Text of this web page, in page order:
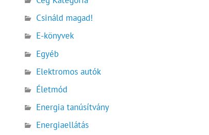
Csináld magad!
E-könyvek
Egyéb
Elektromos autók
Életmód
Energia tanúsítvány
Energiaellátás